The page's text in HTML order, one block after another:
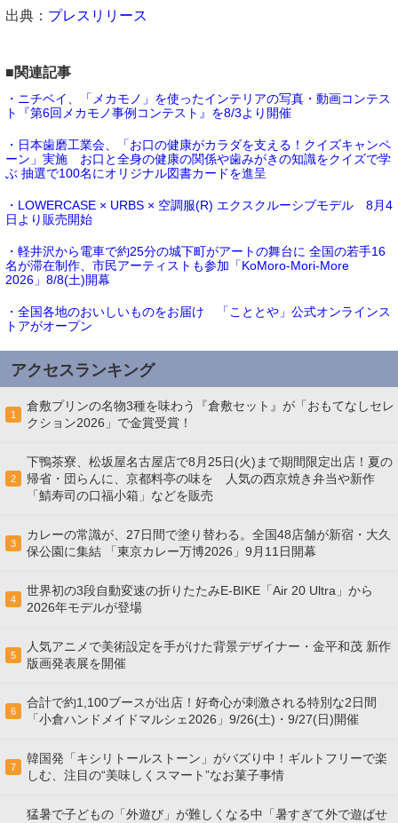
出典： プレスリリース
■関連記事
・ニチベイ、「メカモノ」を使ったインテリアの写真・動画コンテス
ト『第6回メカモノ事例コンテスト』を8/3より開催
・日本歯磨工業会、「お口の健康がカラダを支える！クイズキャンペ
ーン」実施 お口と全身の健康の関係や歯みがきの知識をクイズで学
ぶ 抽選で100名にオリジナル図書カードを進呈
・LOWERCASE × URBS × 空調服(R) エクスクルーシブモデル 8月4
日より販売開始
・軽井沢から電車で約25分の城下町がアートの舞台に 全国の若手16
名が滞在制作、市民アーティストも参加「KoMoro-Mori-More
2026」8/8(土)開幕
・全国各地のおいしいものをお届け 「こととや」公式オンラインス
トアがオープン
アクセスランキング
1
倉敷プリンの名物3種を味わう『倉敷セット』が「おもてなしセレ
クション2026」で金賞受賞！
2
下鴨茶寮、松坂屋名古屋店で8月25日(火)まで期間限定出店！夏の
帰省・団らんに、京都料亭の味を 人気の西京焼き弁当や新作
「鯖寿司の口福小箱」などを販売
3
カレーの常識が、27日間で塗り替わる。全国48店舗が新宿・大久
保公園に集結 「東京カレー万博2026」9月11日開幕
4
世界初の3段自動変速の折りたたみE-BIKE「Air 20 Ultra」から
2026年モデルが登場
5
人気アニメで美術設定を手がけた背景デザイナー・金平和茂 新作
版画発表展を開催
6
合計で約1,100ブースが出店！好奇心が刺激される特別な2日間
「小倉ハンドメイドマルシェ2026」9/26(土)・9/27(日)開催
7
韓国発「キシリトールストーン」がバズり中！ギルトフリーで楽
しむ、注目の“美味しくスマート”なお菓子事情
猛暑で子どもの「外遊び」が難しくなる中「暑すぎて外で遊ばせ